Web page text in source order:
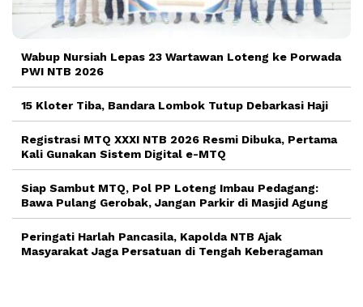
Wabup Nursiah Lepas 23 Wartawan Loteng ke Porwada
PWI NTB 2026
15 Kloter Tiba, Bandara Lombok Tutup Debarkasi Haji
Registrasi MTQ XXXI NTB 2026 Resmi Dibuka, Pertama
Kali Gunakan Sistem Digital e-MTQ
Siap Sambut MTQ, Pol PP Loteng Imbau Pedagang:
Bawa Pulang Gerobak, Jangan Parkir di Masjid Agung
Peringati Harlah Pancasila, Kapolda NTB Ajak
Masyarakat Jaga Persatuan di Tengah Keberagaman